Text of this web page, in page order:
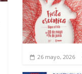
26 mayo, 2026